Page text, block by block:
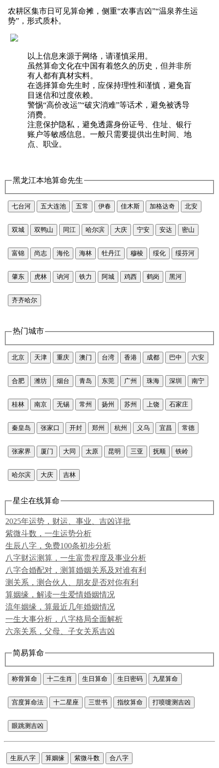
农耕区集市日可见算命摊，侧重“农事吉凶”“温泉养生运
势”，形式质朴。
以上信息来源于网络，请谨慎采用。
虽然算命文化在中国有着悠久的历史，但并非所
有人都有真材实料。
在选择算命先生时，应保持理性和谨慎，避免盲
目迷信和过度依赖。
警惕“高价改运”“破灾消难”等话术，避免被诱导
消费。
注意保护隐私，避免透露身份证号、住址、银行
账户等敏感信息。一般只需要提供出生时间、地
点、职业。
黑龙江本地算命先生
七台河 五大连池 五常 伊春 佳木斯 加格达奇 北安
双城 双鸭山 同江 哈尔滨 大庆 宁安 安达 密山
富锦 尚志 海伦 海林 牡丹江 穆棱 绥化 绥芬河
肇东 虎林 讷河 铁力 阿城 鸡西 鹤岗 黑河
齐齐哈尔
热门城市
北京 天津 重庆 澳门 台湾 香港 成都 巴中 六安
合肥 潍坊 烟台 青岛 东莞 广州 珠海 深圳 南宁
桂林 南京 无锡 常州 扬州 苏州 上饶 石家庄
秦皇岛 张家口 开封 郑州 杭州 义乌 宜昌 常德
张家界 厦门 大同 太原 昆明 三亚 抚顺 铁岭
哈尔滨 大庆 吉林
星尘在线算命
2025年运势，财运、事业、吉凶详批
紫微斗数，一生运势分析
生辰八字，免费100条初步分析
八字财运测算，一生富贵程度及事业分析
八字合婚配对，测算婚姻关系及对谁有利
测关系，测合伙人、朋友是否对你有利
算姻缘，解读一生爱情婚姻情况
流年姻缘，算最近几年婚姻情况
一生大事分析，八字格局全面解析
六亲关系，父母、子女关系吉凶
简易算命
称骨算命 十二生肖 生日算命 生日密码 九星算命
宫度算命法 十二星座 三世书 指纹算命 打喷嚏测吉凶
眼跳测吉凶
生辰八字 算姻缘 紫微斗数 合八字